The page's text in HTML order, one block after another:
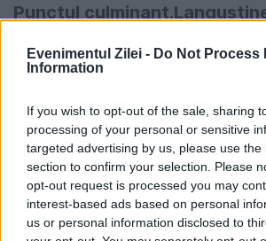
Evenimentul Zilei - Do Not Process
Information
If you wish to opt-out of the sale, sharing
processing of your personal or sensitive
targeted advertising by us, please use the
section to confirm your selection. Please
opt-out request is processed you may
interest-based ads based on personal
us or personal information disclosed to
Punctul
parizerul cu muștar Dijon
Caragiale, acum peste o sută
în drum spre Berlin, a ajuns și
Băniei. Dar nu s-a dat jos din
gara de pe fereastra